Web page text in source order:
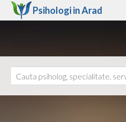
Psihologi inArad
Ajutor